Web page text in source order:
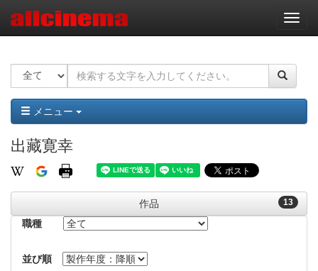
ナ
ビ
ー
ョ
ン
メニュー
出藏寛幸
13
作品
職種
並び順